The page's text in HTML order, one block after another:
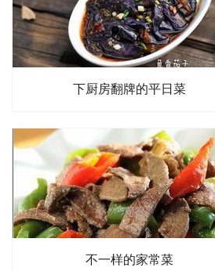
下厨房翻牌的平日菜
不一样的家常菜